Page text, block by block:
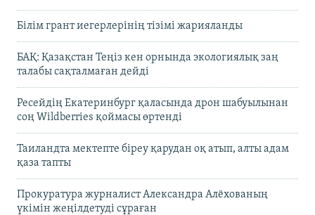
Білім грант иегерлерінің тізімі жарияланды
БАҚ: Қазақстан Теңіз кен орнында экологиялық заң
талабы сақталмаған дейді
Ресейдің Екатеринбург қаласында дрон шабуылынан
соң Wildberries қоймасы өртенді
Таиландта мектепте біреу қарудан оқ атып, алты адам
қаза тапты
Прокуратура журналист Александра Алёхованың
үкімін жеңілдетуді сұраған